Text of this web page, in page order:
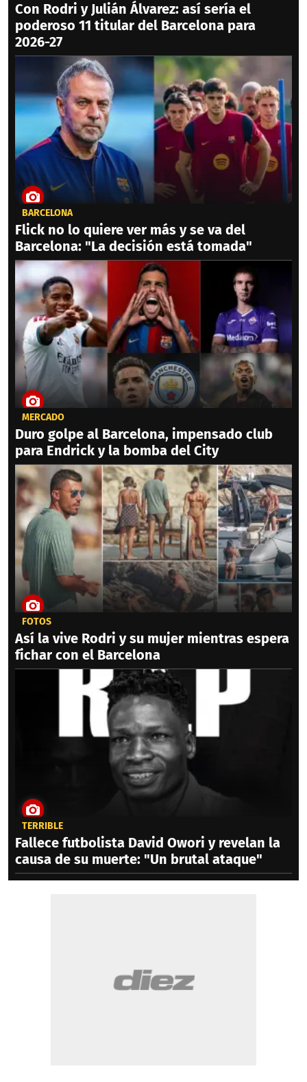
Con Rodri y Julián Álvarez: así sería el
poderoso 11 titular del Barcelona para
2026-27
BARCELONA
Flick no lo quiere ver más y se va del
Barcelona: "La decisión está tomada"
MERCADO
Duro golpe al Barcelona, impensado club
para Endrick y la bomba del City
FOTOS
Así la vive Rodri y su mujer mientras espera
fichar con el Barcelona
TERRIBLE
Fallece futbolista David Owori y revelan la
causa de su muerte: "Un brutal ataque"